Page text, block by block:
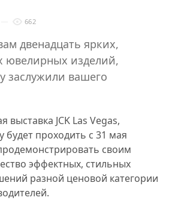
662
двенадцать ярких,
ювелирных изделий,
заслужили вашего
выставка JCK Las Vegas,
будет проходить с 31 мая
своим
эффектных, стильных
разной ценовой категории